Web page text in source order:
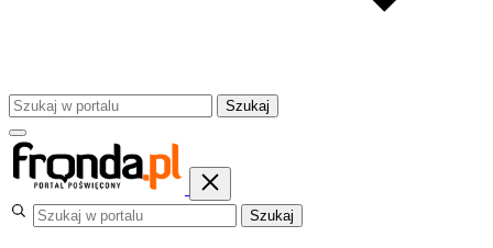
Szukaj
Szukaj